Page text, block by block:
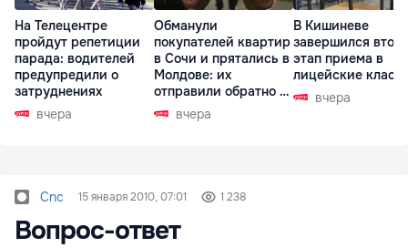
На Телецентре
пройдут репетиции
парада: водителей
предупредили о
затруднениях
вчера
Обманули
покупателей квартир
в Сочи и прятались в
Молдове: их
отправили обратно в
РФ вчера
В Кишиневе
завершился
этап приема в
лицейские
вчера
Cnc 15 января 2010, 07:01 1 238
Вопрос-ответ